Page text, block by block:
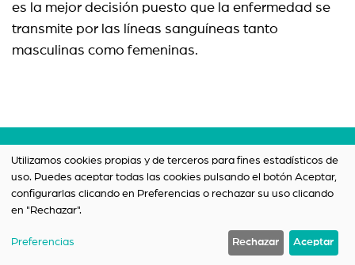
es la mejor decisión puesto que la enfermedad se
transmite por las líneas sanguíneas tanto
masculinas como femeninas.
Términos y condiciones
Política de privacidad
Utilizamos cookies propias y de terceros para fines estadísticos de
uso. Puedes aceptar todas las cookies pulsando el botón Aceptar,
configurarlas clicando en Preferencias o rechazar su uso clicando
en "Rechazar".
Preferencias Rechazar Aceptar